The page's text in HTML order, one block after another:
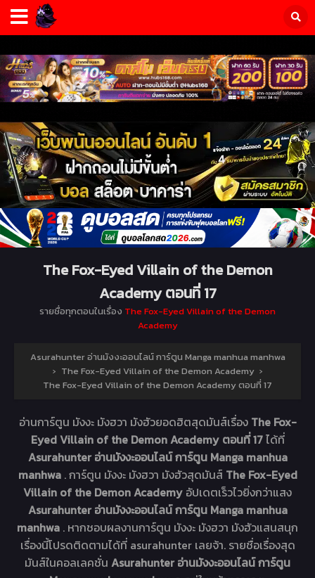
The Fox-Eyed Villain of the Demon
Academy ตอนที่ 17
รายชื่อทุกตอนในเรื่อง The Fox-Eyed Villain of the Demon
Academy
Asurahunter อ่านมังงะออนไลน์ การ์ตูน Manga manhua manhwa
› The Fox-Eyed Villain of the Demon Academy ›
The Fox-Eyed Villain of the Demon Academy ตอนที่ 17
อ่านการ์ตูน มังงะ มังฮวา มังฮัวยอดฮิตสุดมันส์เรื่อง The Fox-
Eyed Villain of the Demon Academy ตอนที่ 17ได้ที่
Asurahunter อ่านมังงะออนไลน์ การ์ตูน Manga manhua
manhwa . การ์ตูน มังงะ มังฮวา มังฮัวสุดมันส์ The Fox-Eyed
Villain of the Demon Academy อัปเดตเร็วไวยิ่งกว่าแสง
Asurahunter อ่านมังงะออนไลน์ การ์ตูน Manga manhua
manhwa . หากชอบผลงานการ์ตูน มังงะ มังฮวา มังฮัวแสนสนุก
เรื่องนี้โปรดติดตามได้ที่ asurahunter เลยจ้า. รายชื่อเรื่องสุด
มันส์ในคอลเลคชั่น Asurahunter อ่านมังงะออนไลน์ การ์ตูน